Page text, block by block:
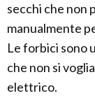
secchi che non
manualmente
Le forbici sono
che non si
elettrico.